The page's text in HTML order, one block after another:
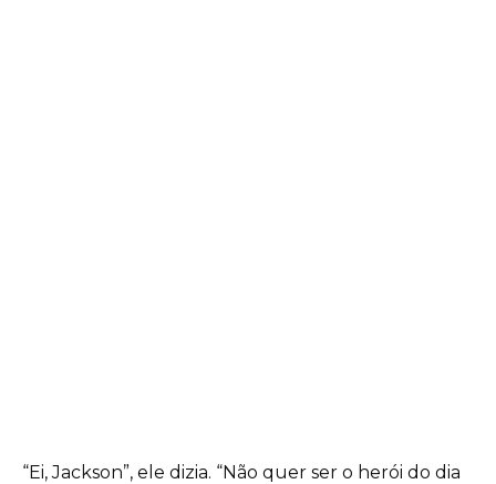
“Ei, Jackson”, ele dizia. “Não quer ser o herói do dia